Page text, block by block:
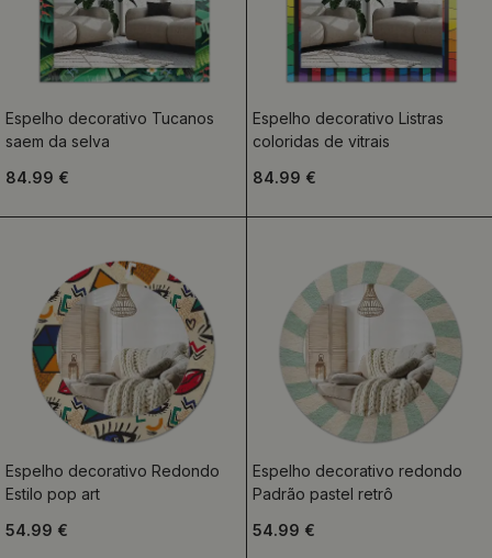
Espelho decorativo Tucanos
saem da selva
84.99 €
Espelho decorativo Listras
coloridas de vitrais
84.99 €
Espelho decorativo Redondo
Estilo pop art
54.99 €
Espelho decorativo redondo
Padrão pastel retrô
54.99 €